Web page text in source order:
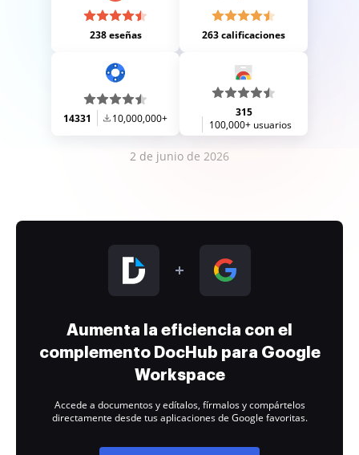
238 eseñas 263 calificaciones
14331 10,000,000+
315
100,000+ usuarios
2 de junio de 2026
Aumenta la eficiencia con el
complemento DocHub para Google
Workspace
Accede a documentos y edítalos, fírmalos y compártelos
directamente desde tus aplicaciones de Google favoritas.